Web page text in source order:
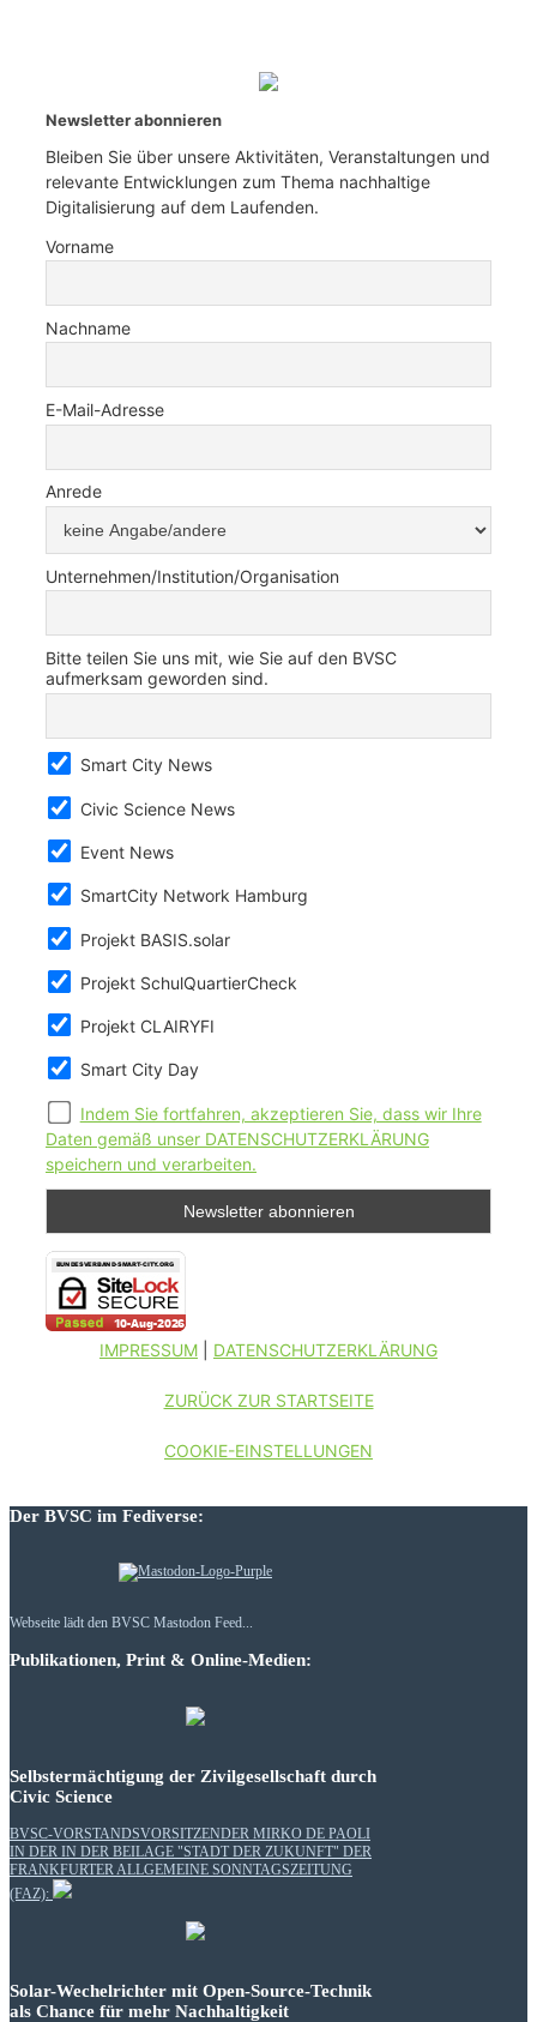
Newsletter abonnieren
Bleiben Sie über unsere Aktivitäten, Veranstaltungen und
relevante Entwicklungen zum Thema nachhaltige
Digitalisierung auf dem Laufenden.
Vorname
Nachname
E-Mail-Adresse
Anrede
Unternehmen/Institution/Organisation
Bitte teilen Sie uns mit, wie Sie auf den BVSC
aufmerksam geworden sind.
Smart City News
Civic Science News
Event News
SmartCity Network Hamburg
Projekt BASIS.solar
Projekt SchulQuartierCheck
Projekt CLAIRYFI
Smart City Day
Indem Sie fortfahren, akzeptieren Sie, dass wir Ihre
Daten gemäß unser DATENSCHUTZERKLÄRUNG
speichern und verarbeiten.
IMPRESSUM DATENSCHUTZERKLÄRUNG
ZURÜCK ZUR STARTSEITE
COOKIE-EINSTELLUNGEN
Der BVSC im Fediverse:
Webseite lädt den BVSC Mastodon Feed...
Publikationen, Print & Online-Medien:
Selbstermächtigung der Zivilgesellschaft durch
Civic Science
BVSC-VORSTANDSVORSITZENDER MIRKO DE PAOLI
IN DER IN DER BEILAGE "STADT DER ZUKUNFT" DER
FRANKFURTER ALLGEMEINE SONNTAGSZEITUNG
(FAZ):
Solar-Wechelrichter mit Open-Source-Technik
als Chance für mehr Nachhaltigkeit